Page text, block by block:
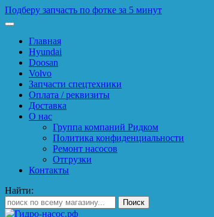
Подберу запчасть по фотке за 5 минут
Главная
Hyundai
Doosan
Volvo
Запчасти спецтехники
Оплата / реквизиты
Доставка
О нас
Группа компаний Ридком
Политика конфиденциальности
Ремонт насосов
Отгрузки
Контакты
Найти: